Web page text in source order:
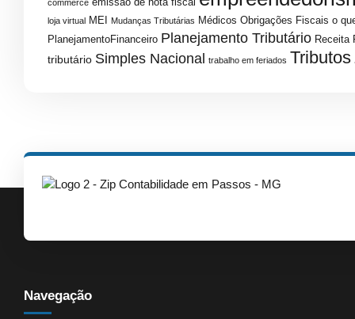
commerce
loja virtual MEI Mudanças Tributárias Médicos Obrigações Fiscais o
PlanejamentoFinanceiro Planejamento Tributário Receita
tributário Simples Nacional trabalho em feriados Tributos
Navegação